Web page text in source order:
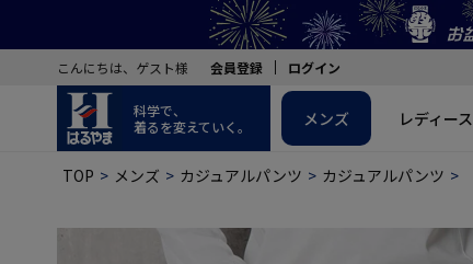
こんにちは、ゲスト様 会員登録 ログイン
科学で、
着るを変えていく。
メンズ レディース
TOP メンズ カジュアルパンツ カジュアルパンツ